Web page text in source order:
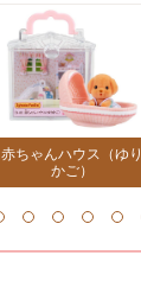
赤ちゃんハウス（ゆり
かご）